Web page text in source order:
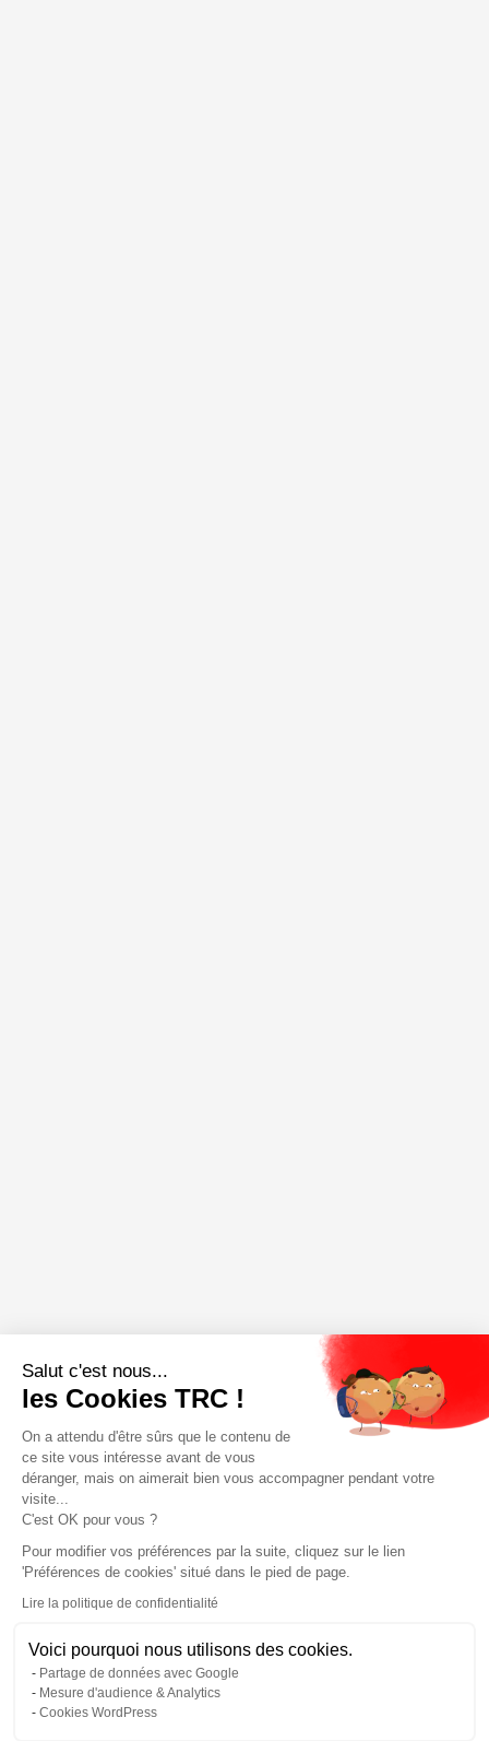
Salut c'est nous...
les Cookies TRC !
On a attendu d'être sûrs que le contenu de
ce site vous intéresse avant de vous
déranger, mais on aimerait bien vous accompagner pendant votre
visite...
C'est OK pour vous ?
Pour modifier vos préférences par la suite, cliquez sur le lien
'Préférences de cookies' situé dans le pied de page.
Lire la politique de confidentialité
Voici pourquoi nous utilisons des cookies.
Partage de données avec Google
Mesure d'audience & Analytics
Cookies WordPress